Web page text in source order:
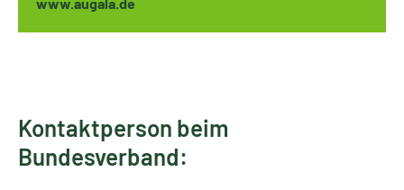
Kontaktperson beim
Bundesverband: